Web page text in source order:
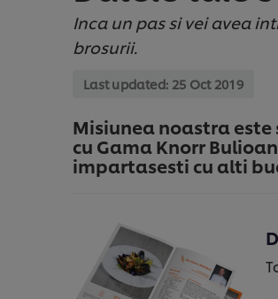
Inca un pas si vei avea
brosurii.
Last updated: 25 Oct 2019
Misiunea noastra
cu Gama Knorr
impartasesti cu alti